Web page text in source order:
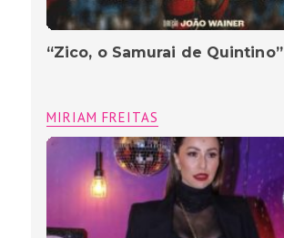
“Zico, o Samurai de Quintino”
MIRIAM FREITAS